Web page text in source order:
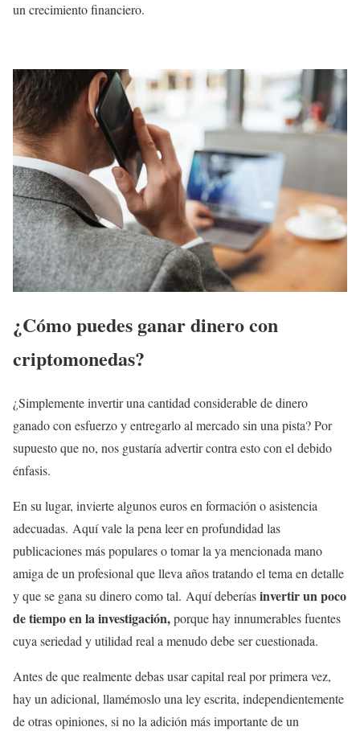
un crecimiento financiero.
¿Cómo puedes ganar dinero con
criptomonedas?
¿Simplemente invertir una cantidad considerable de dinero
ganado con esfuerzo y entregarlo al mercado sin una pista? Por
supuesto que no, nos gustaría advertir contra esto con el debido
énfasis.
En su lugar, invierte algunos euros en formación o asistencia
adecuadas. Aquí vale la pena leer en profundidad las
publicaciones más populares o tomar la ya mencionada mano
amiga de un profesional que lleva años tratando el tema en detalle
y que se gana su dinero como tal. Aquí deberíasinvertir un poco
de tiempo en la investigación,porque hay innumerables fuentes
cuya seriedad y utilidad real a menudo debe ser cuestionada.
Antes de que realmente debas usar capital real por primera vez,
hay un adicional, llamémoslo una ley escrita, independientemente
de otras opiniones, si no la adición más importante de un